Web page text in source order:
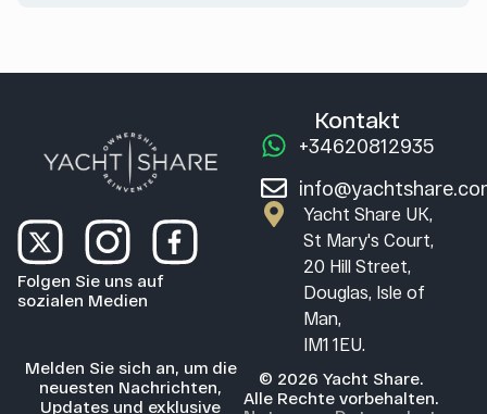
Folgen Sie uns auf
sozialen Medien
Kontakt
+34620812935
Yacht Share UK,
St Mary's Court,
20 Hill Street,
Douglas, Isle of
Man,
IM1 1EU.
Melden Sie sich an, um die
neuesten Nachrichten,
Updates und exklusive
© 2026 Yacht Share.
Alle Rechte vorbehalten.